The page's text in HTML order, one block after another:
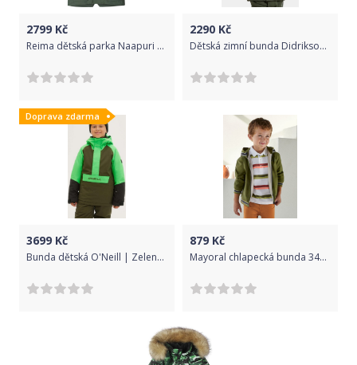
2799 Kč
Reima dětská parka Naapuri 531351-8510 122 zelená
2290 Kč
Dětská zimní bunda Didriksons Lux Deep Green Velikost: 80
Doprava zdarma
3699 Kč
Bunda dětská O'Neill | Zelená | Chlapecké | 170
879 Kč
Mayoral chlapecká bunda 3416 - 089 Velikost: 122